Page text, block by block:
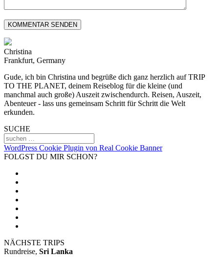
Christina
Frankfurt, Germany
Gude, ich bin Christina und begrüße dich ganz herzlich auf TRIP
TO THE PLANET, deinem Reiseblog für die kleine (und
manchmal auch große) Auszeit zwischendurch. Reisen, Auszeit,
Abenteuer - lass uns gemeinsam Schritt für Schritt die Welt
erkunden.
SUCHE
WordPress Cookie Plugin von Real Cookie Banner
FOLGST DU MIR SCHON?
NÄCHSTE TRIPS
Rundreise, Sri Lanka